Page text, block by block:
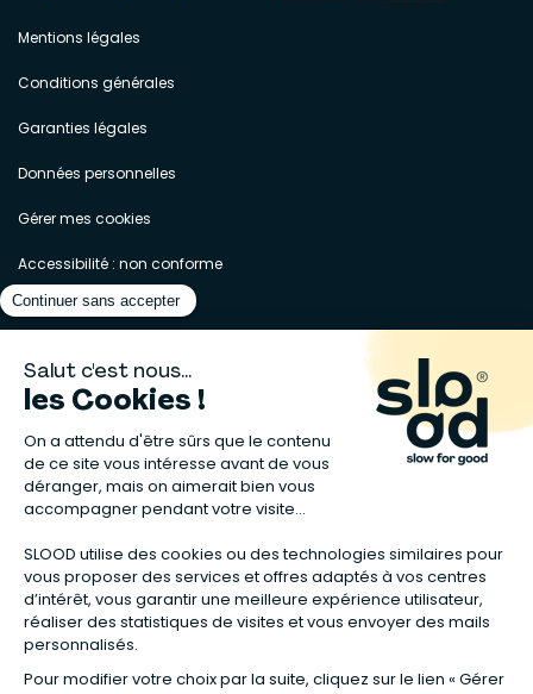
Mentions légales
Conditions générales
Garanties légales
Données personnelles
Gérer mes cookies
Accessibilité : non conforme
Matelas naturels⋅Graines bio⋅ Lits bébés en bois⋅Déodorant bio⋅Sapin
en bois⋅Complement alimentaire naturel
Calendrier de l’Avent gourmand⋅Couche bio⋅Anti-nuisible⋅Poeles